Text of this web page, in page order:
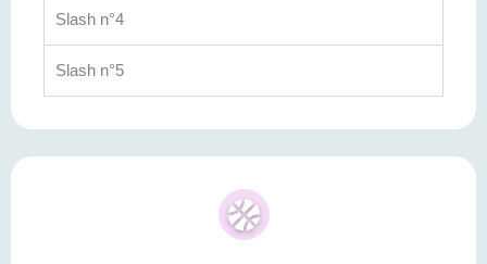
Slash n°4
Slash n°5